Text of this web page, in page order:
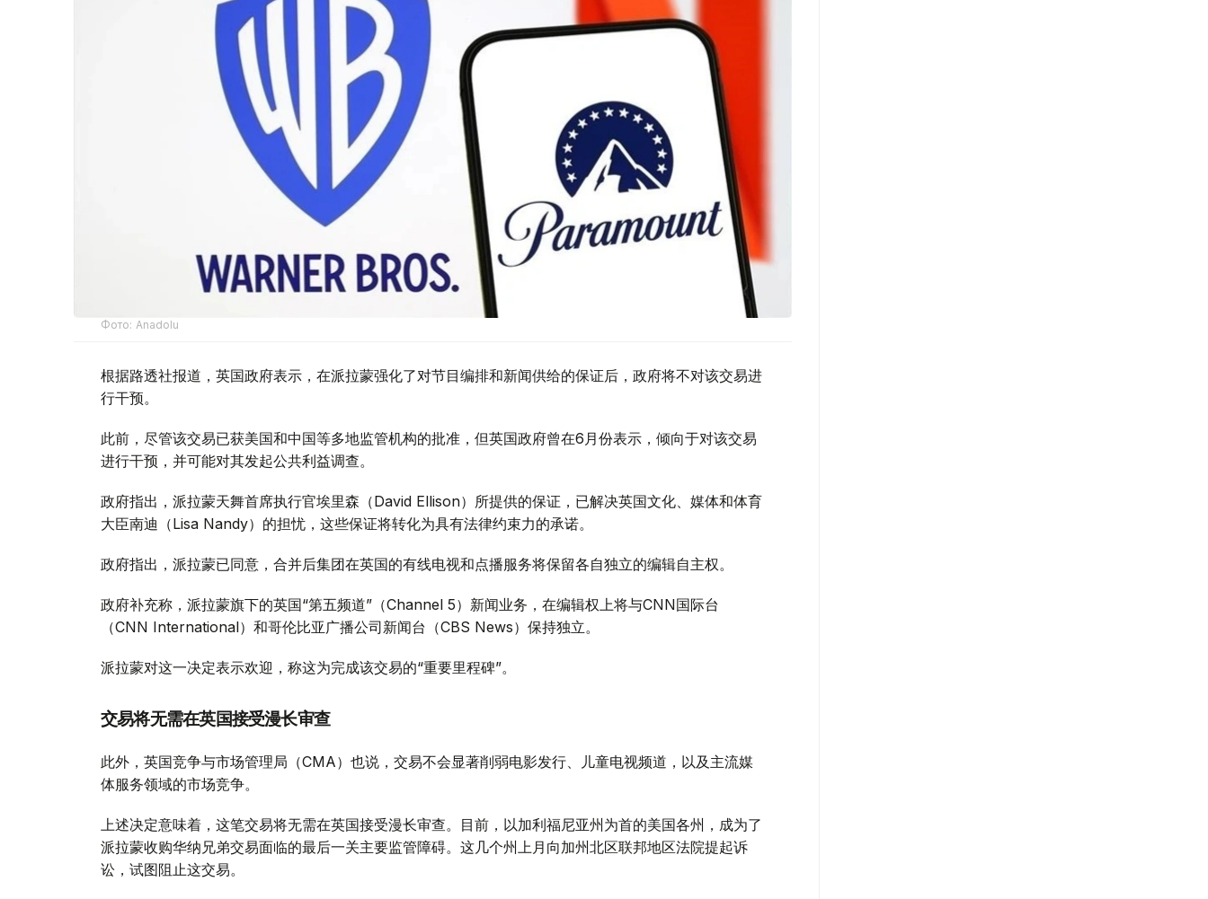
Фото: Аnadolu
根据路透社报道，英国政府表示，在派拉蒙强化了对节目编排和新闻供给的保证后，政府将不对该交易进
行干预。
此前，尽管该交易已获美国和中国等多地监管机构的批准，但英国政府曾在6月份表示，倾向于对该交易
进行干预，并可能对其发起公共利益调查。
政府指出，派拉蒙天舞首席执行官埃里森（David Ellison）所提供的保证，已解决英国文化、媒体和体育
大臣南迪（Lisa Nandy）的担忧，这些保证将转化为具有法律约束力的承诺。
政府指出，派拉蒙已同意，合并后集团在英国的有线电视和点播服务将保留各自独立的编辑自主权。
政府补充称，派拉蒙旗下的英国“第五频道”（Channel 5）新闻业务，在编辑权上将与CNN国际台
（CNN International）和哥伦比亚广播公司新闻台（CBS News）保持独立。
派拉蒙对这一决定表示欢迎，称这为完成该交易的“重要里程碑”。
交易将无需在英国接受漫长审查
此外，英国竞争与市场管理局（CMA）也说，交易不会显著削弱电影发行、儿童电视频道，以及主流媒
体服务领域的市场竞争。
上述决定意味着，这笔交易将无需在英国接受漫长审查。目前，以加利福尼亚州为首的美国各州，成为了
派拉蒙收购华纳兄弟交易面临的最后一关主要监管障碍。这几个州上月向加州北区联邦地区法院提起诉
讼，试图阻止这交易。